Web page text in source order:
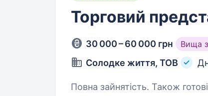
Торговий
30 000 – 60 000 грн Вища
Солодке життя, ТОВ
Повна зайнятість. Також